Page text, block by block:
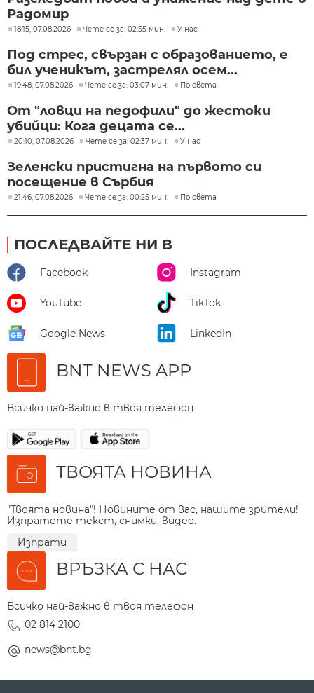
Радомир
18:15, 07.08.2026 Чете се за: 02:55 мин. У нас
Под стрес, свързан с образованието, е
бил ученикът, застрелял осем...
19:48, 07.08.2026 Чете се за: 03:07 мин. По света
От "ловци на педофили" до жестоки
убийци: Кога децата се...
20:10, 07.08.2026 Чете се за: 02:37 мин. У нас
Зеленски пристигна на първото си
посещение в Сърбия
21:46, 07.08.2026 Чете се за: 00:25 мин. По света
ПОСЛЕДВАЙТЕ НИ В
Facebook Instagram
YouTube TikTok
Google News LinkedIn
BNT NEWS APP
Всичко най-важно в твоя телефон
ТВОЯТА НОВИНА
"Твоята новина"! Новините от вас, нашите зрители!
Изпратете текст, снимки, видео.
Изпрати
ВРЪЗКА С НАС
Всичко най-важно в твоя телефон
02 814 2100
news@bnt.bg